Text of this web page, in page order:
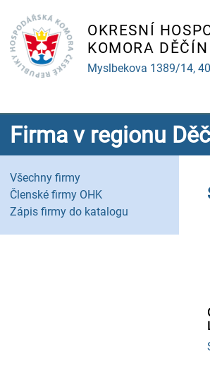
OKRESNÍ
KOMORA DĚČÍN
Myslbekova 1389/14,
Firma v regionu
Všechny firmy
Členské firmy OHK
Zápis firmy do katalogu